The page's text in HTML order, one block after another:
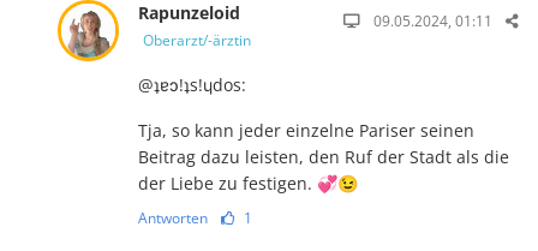
Rapunzeloid
Oberarzt/-ärztin
09.05.2024, 01:11
@ʇɐɔ!ʇs!ɥdos:
Tja, so kann jeder einzelne Pariser seinen
Beitrag dazu leisten, den Ruf der Stadt als die
der Liebe zu festigen. 💞😉
Antworten 1